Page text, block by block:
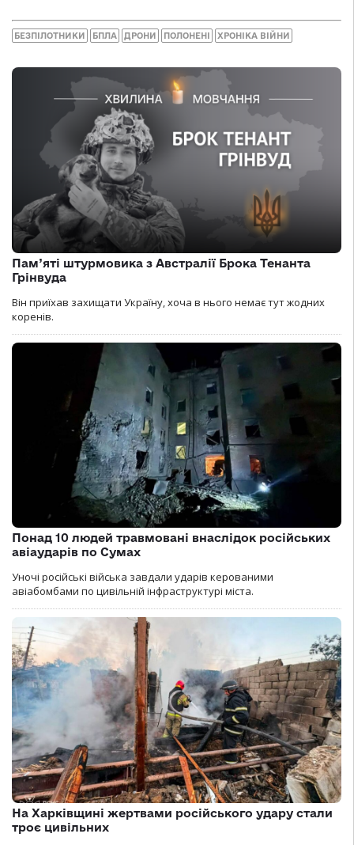
БЕЗПІЛОТНИКИ БПЛА ДРОНИ ПОЛОНЕНІ ХРОНІКА ВІЙНИ
Пам’яті штурмовика з Австралії Брока Тенанта
Грінвуда
Він приїхав захищати Україну, хоча в нього немає тут жодних
коренів.
Понад 10 людей травмовані внаслідок російських
авіаударів по Сумах
Уночі російські війська завдали ударів керованими
авіабомбами по цивільній інфраструктурі міста.
На Харківщині жертвами російського удару стали
троє цивільних